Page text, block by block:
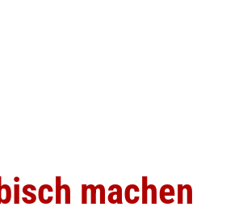
machen